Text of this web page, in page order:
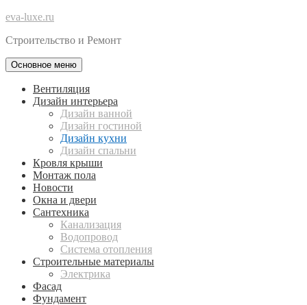
eva-luxe.ru
Строительство и Ремонт
Основное меню
Вентиляция
Дизайн интерьера
Дизайн ванной
Дизайн гостиной
Дизайн кухни
Дизайн спальни
Кровля крыши
Монтаж пола
Новости
Окна и двери
Сантехника
Канализация
Водопровод
Система отопления
Строительные материалы
Электрика
Фасад
Фундамент